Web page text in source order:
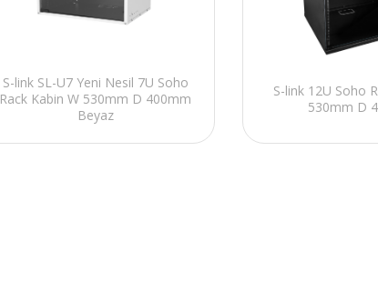
S-link SL-U7 Yeni Nesil 7U Soho
Rack Kabin W 530mm D 400mm
Beyaz
S-link 12U Soho
530mm D